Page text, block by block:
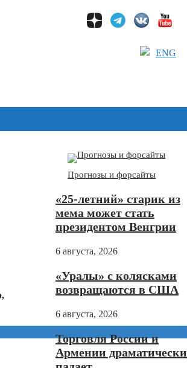
ENG
Прогнозы и форсайты
«25-летний» старик из
мема может стать
президентом Венгрии
6 августа, 2026
«Уралы» с колясками
возвращаются в США
6 августа, 2026
Торговля России и
Армении драматически